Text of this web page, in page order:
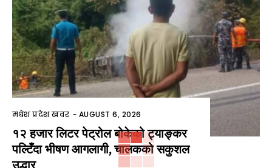
मधेश प्रदेश खवर - AUGUST 6, 2026
१२ हजार लिटर पेट्रोल बोकेको ट्याङ्कर
पल्टिँदा भीषण आगलागी, चालकको सकुशल